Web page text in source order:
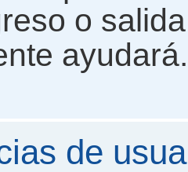
o
ayudará.
de